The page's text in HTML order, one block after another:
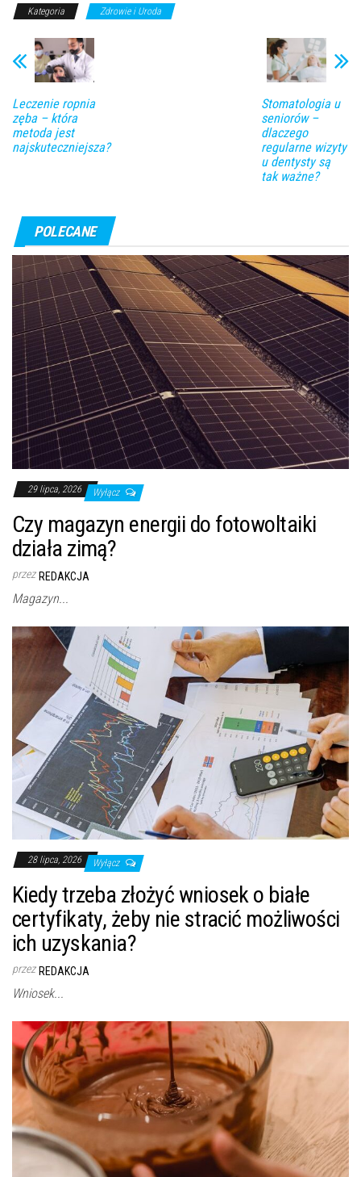
Kategoria Zdrowie i Uroda
Leczenie ropnia
zęba – która
metoda jest
najskuteczniejsza?
Stomatologia u
seniorów –
dlaczego
regularne wizyty
u dentysty są
tak ważne?
POLECANE
29 lipca, 2026 Wyłącz
Czy magazyn energii do fotowoltaiki
działa zimą?
przez REDAKCJA
Magazyn...
28 lipca, 2026 Wyłącz
Kiedy trzeba złożyć wniosek o białe
certyfikaty, żeby nie stracić możliwości
ich uzyskania?
przez REDAKCJA
Wniosek...